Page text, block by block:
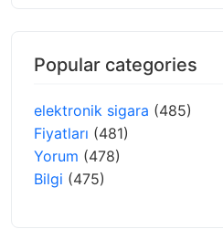
Popular categories
elektronik sigara (485)
Fiyatları (481)
Yorum (478)
Bilgi (475)